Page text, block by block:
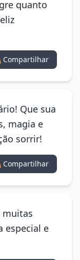
quanto
Compartilhar
Que sua
magia e
sorrir!
Compartilhar
muitas
especial e